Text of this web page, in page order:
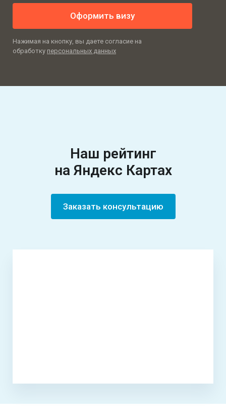
Оформить визу
Нажимая на кнопку, вы даете согласие на
обработку персональных данных
Наш рейтинг
на Яндекс Картах
Заказать консультацию